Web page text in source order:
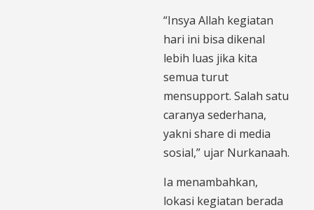
“Insya Allah kegiatan
hari ini bisa dikenal
lebih luas jika kita
semua turut
mensupport. Salah satu
caranya sederhana,
yakni share di media
sosial,” ujar Nurkanaah.
Ia menambahkan,
lokasi kegiatan berada